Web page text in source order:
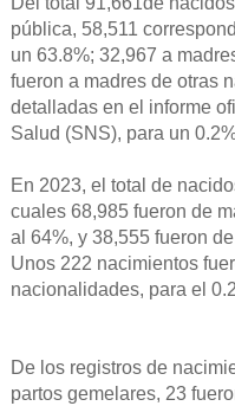
pública, 58,511
un 63.8%; 32,967 a
fueron a madres de otras
detalladas en el informe
Salud (SNS), para un
En 2023, el total de
cuales 68,985 fueron de
al 64%, y 38,555 fueron
Unos 222 nacimientos
nacionalidades, para el
De los registros de
partos gemelares, 23